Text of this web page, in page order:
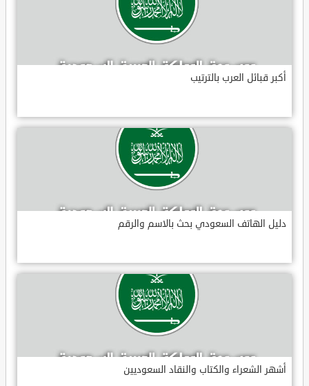
أكبر قبائل العرب بالترتيب
دليل الهاتف السعودي بحث بالاسم والرقم
أشهر الشعراء والكتاب والنقاد السعوديين